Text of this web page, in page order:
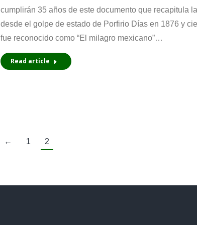
cumplirán 35 años de este documento que recapitula
desde el golpe de estado de Porfirio Días en 1876 y
fue reconocido como “El milagro mexicano”…
Read article
← 1 2